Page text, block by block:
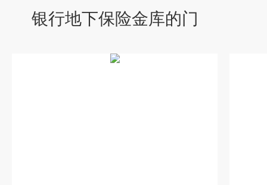
银行地下保险金库的门